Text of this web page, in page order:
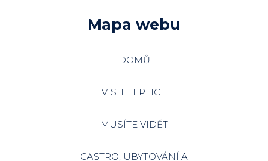
Mapa webu
DOMŮ
VISIT TEPLICE
MUSÍTE VIDĚT
GASTRO, UBYTOVÁNÍ A